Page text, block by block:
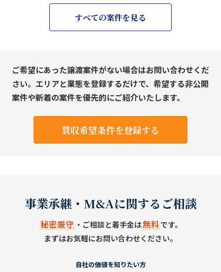
すべての案件を見る
ご希望にあった譲渡案件がない場合はお問い合わせくだ
さい。エリアと業態を登録するだけで、希望する非公開
案件や新着の案件を優先的にご紹介いたします。
買収希望条件を登録する
事業承継・M&Aに関するご相談
秘密厳守・ご相談と着手金は無料です。
まずはお気軽にお問い合わせください。
自社の価値を知りたい方